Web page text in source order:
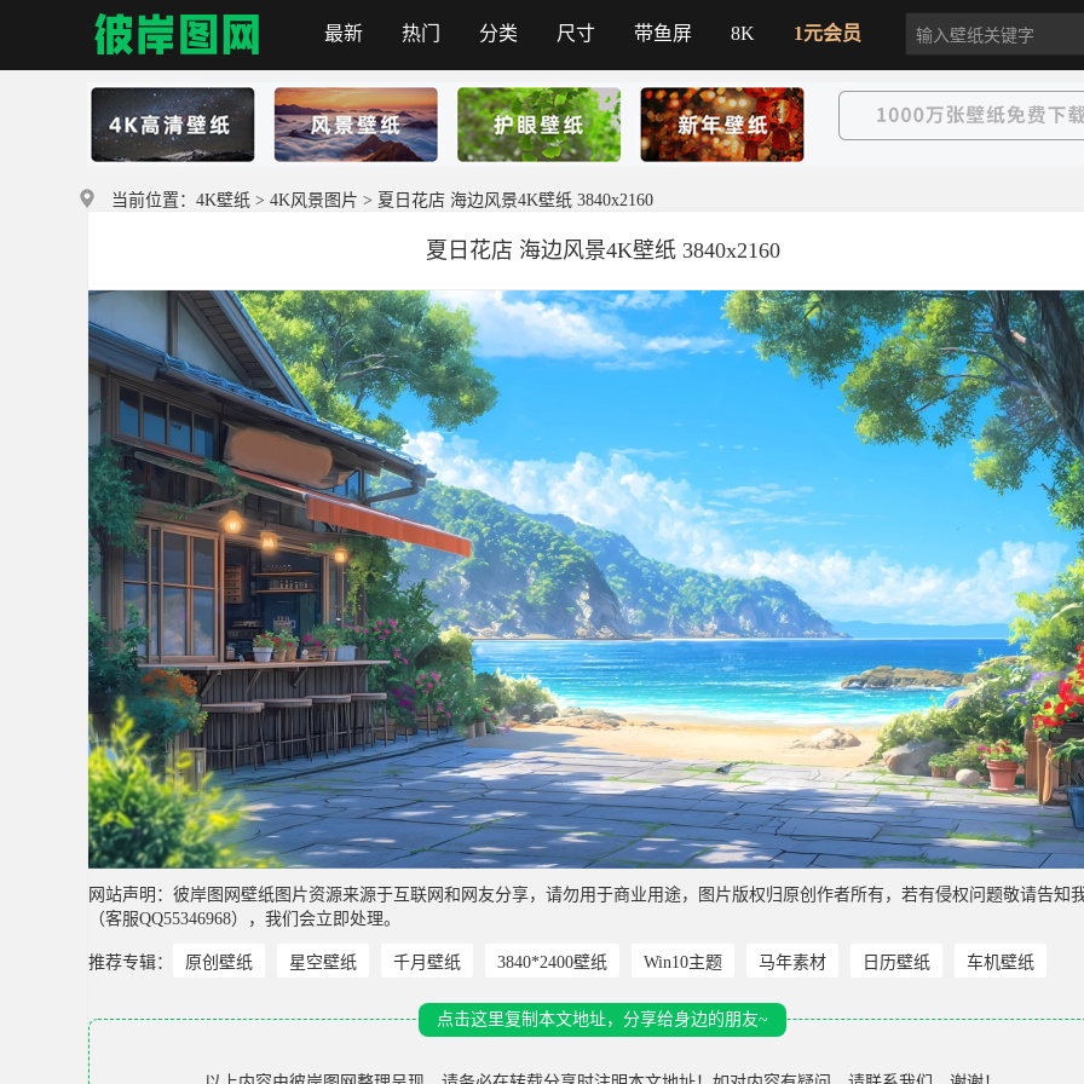
首页
最新 热门 分类 尺寸 带鱼屏 8K 1元会员
当前位置： 4K壁纸 > 4K风景图片 > 夏日花店 海边风景4K壁纸 3840x2160
夏日花店 海边风景4K壁纸 3840x2160
网站声明：彼岸图网壁纸图片资源来源于互联网和网友分享，请勿用于商业用途，图片版权归原创作者所有，若有侵权问题敬请告知
（客服QQ55346968），我们会立即处理。
推荐专辑： 原创壁纸 星空壁纸 千月壁纸 3840*2400壁纸 Win10主题 马年素材 日历壁纸 车机壁纸
点击这里复制本文地址，分享给身边的朋友~